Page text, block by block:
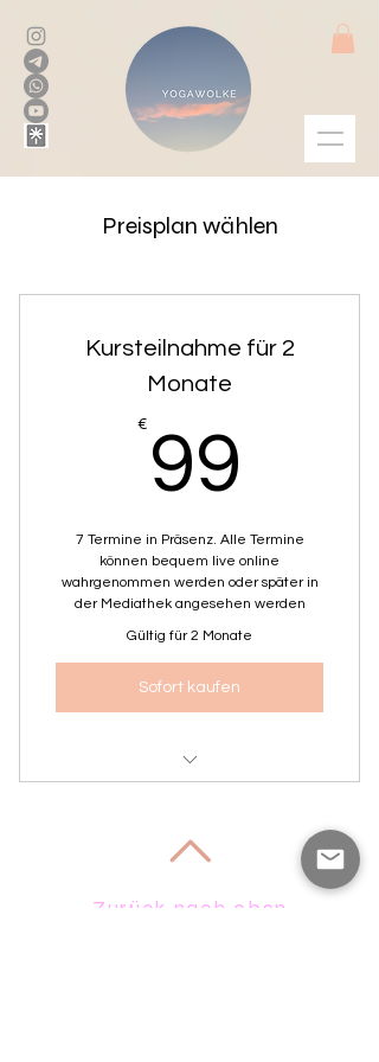
Preisplan wählen
Kursteilnahme für 2
Monate
€ 99
7 Termine in Präsenz. Alle Termine
können bequem live online
wahrgenommen werden oder später in
der Mediathek angesehen werden
Gültig für 2 Monate
Sofort kaufen
Zurück nach oben